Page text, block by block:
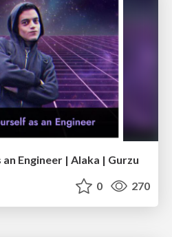
Engineer | Alaka | Gurzu
0 270